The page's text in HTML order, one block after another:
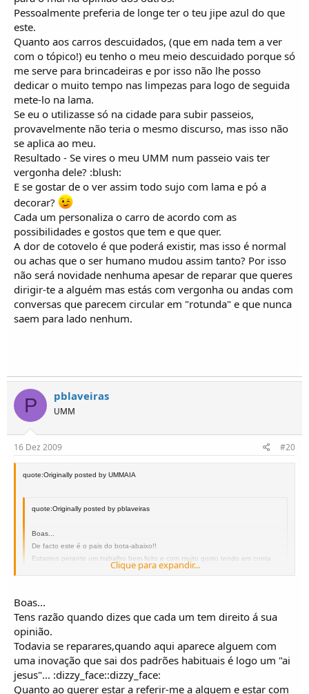
Estou desconfiado que existe muita dor de cotovelo dentro desta comunidade o
que é uma pena!!
UMM abraço
Pessoalmente preferia de longe ter o teu jipe azul do que
este.
Quanto aos carros descuidados, (que em nada tem a ver
com o tópico!) eu tenho o meu meio descuidado porque só
me serve para brincadeiras e por isso não lhe posso
dedicar o muito tempo nas limpezas para logo de seguida
mete-lo na lama.
Se eu o utilizasse só na cidade para subir passeios,
provavelmente não teria o mesmo discurso, mas isso não
se aplica ao meu.
Resultado - Se vires o meu UMM num passeio vais ter
vergonha dele? :blush:
E se gostar de o ver assim todo sujo com lama e pó a
decorar?
Cada um personaliza o carro de acordo com as
possibilidades e gostos que tem e que quer.
A dor de cotovelo é que poderá existir, mas isso é normal
ou achas que o ser humano mudou assim tanto? Por isso
não será novidade nenhuma apesar de reparar que queres
dirigir-te a alguém mas estás com vergonha ou andas com
conversas que parecem circular em "rotunda" e que nunca
saem para lado nenhum.
P pblaveiras
UMM
16 Dez 2009 #20
quote:Originally posted by UMMAIA
quote:Originally posted by pblaveiras
Boas...
De facto este é o pais do bota-abaixo!!
Estamos perante um trabalho bem feito e com muito gosto tendo em conta
que a ideia era transformar inovando sem perder a identidade.
Tenho pena de ir a passeios e encontros UMM, e ver que 80% das
presenças são carros completamente descuidados,sem a minima
preocupação de limpeza e estima quer interior quer sobretudo exterior.
Estão originais? Estão!
Tenho orgulho neles? Não!! Tenho vergonha de ver aqueles exemplares!!
Bem sei que poderá não haver dinheiro para tudo,mas limpar os carros de
vez em quando (já não digo todas as semanas) não custa nada.
Boas
Penso que não será o país do bota abaixo, mas sim o forumm dos adeptos do
Clique para expandir...
Boas...
Tens razão quando dizes que cada um tem direito á sua
opinião.
Todavia se reparares,quando aqui aparece alguem com
uma inovação que sai dos padrões habituais é logo um "ai
jesus"... :dizzy_face::dizzy_face:
Quanto ao querer estar a referir-me a alguem e estar com